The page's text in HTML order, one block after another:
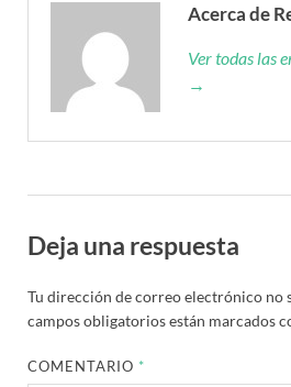
Acerca de
Ver todas las
→
Deja una respuesta
Tu dirección de correo electrónico no
campos obligatorios están marcados
COMENTARIO *